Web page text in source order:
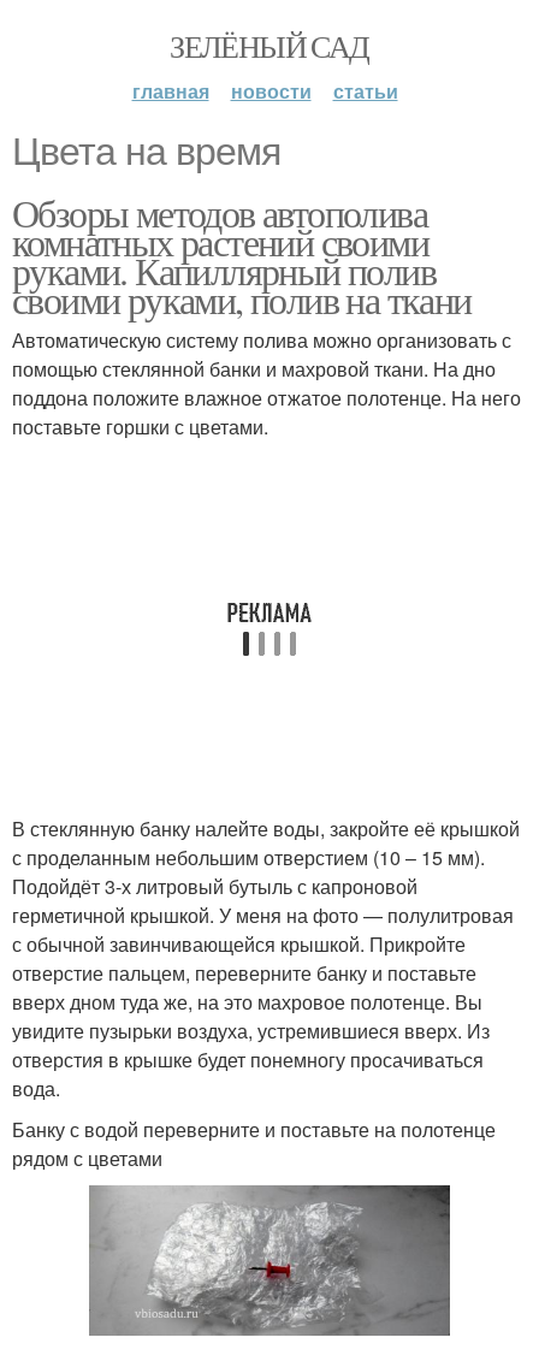
ЗЕЛЁНЫЙ САД
главная новости статьи
Цвета на время
Обзоры методов автополива
комнатных растений своими
руками. Капиллярный полив
своими руками, полив на ткани
Автоматическую систему полива можно организовать с
помощью стеклянной банки и махровой ткани. На дно
поддона положите влажное отжатое полотенце. На него
поставьте горшки с цветами.
В стеклянную банку налейте воды, закройте её крышкой
с проделанным небольшим отверстием (10 – 15 мм).
Подойдёт 3-х литровый бутыль с капроновой
герметичной крышкой. У меня на фото — полулитровая
с обычной завинчивающейся крышкой. Прикройте
отверстие пальцем, переверните банку и поставьте
вверх дном туда же, на это махровое полотенце. Вы
увидите пузырьки воздуха, устремившиеся вверх. Из
отверстия в крышке будет понемногу просачиваться
вода.
Банку с водой переверните и поставьте на полотенце
рядом с цветами